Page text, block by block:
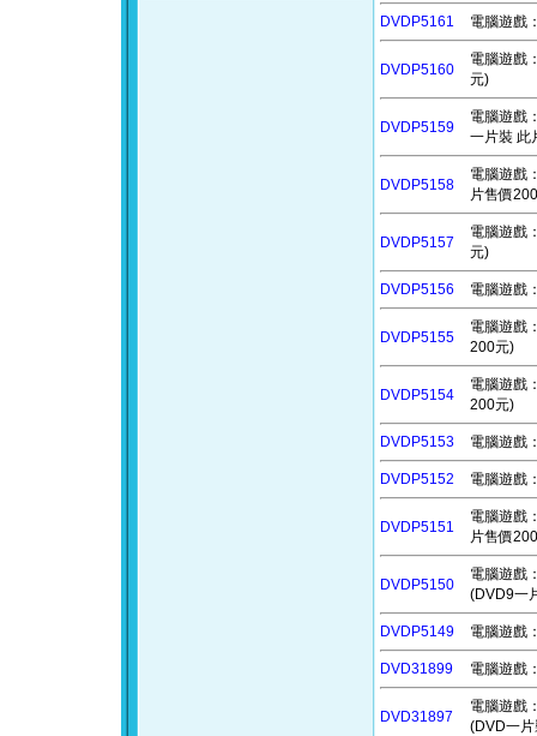
DVDP5161 電腦遊戲
DVDP5160
電腦遊戲
元)
DVDP5159
電腦遊戲
一片裝 此
DVDP5158
電腦遊戲
片售價
DVDP5157
電腦遊戲
元)
DVDP5156 電腦遊戲
DVDP5155
電腦遊戲
200元)
DVDP5154
電腦遊戲
200元)
DVDP5153 電腦遊戲
DVDP5152 電腦遊戲
DVDP5151
電腦遊戲
片售價
DVDP5150
電腦遊戲
(DVD9一
DVDP5149 電腦遊戲
DVD31899 電腦遊戲
DVD31897
電腦遊戲
(DVD一